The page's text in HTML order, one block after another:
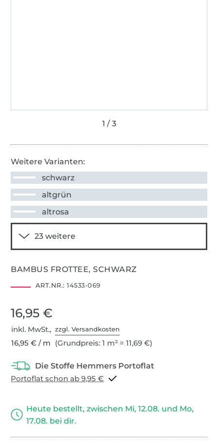
Weitere Varianten:
schwarz
altgrün
altrosa
BAMBUS FROTTEE, SCHWARZ
ART.NR.: 14533-069
16,95 €
inkl. MwSt.,zzgl. Versandkosten
16,95 € / m (Grundpreis: 1 m² = 11,69 €)
Portoflat schon ab 9,95 €
Heute bestellt, zwischen Mi, 12.08. und Mo,
17.08. bei dir.